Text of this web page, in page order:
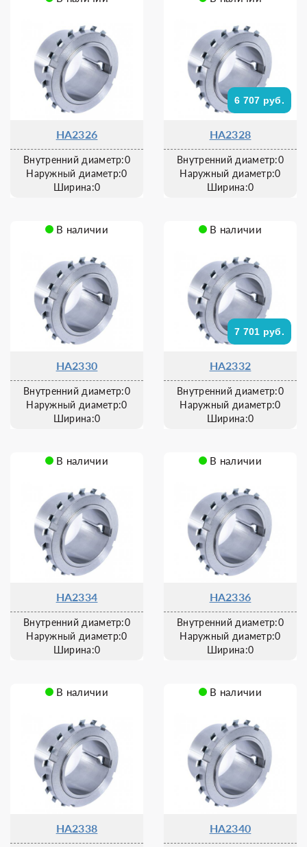
HA2326
Внутренний диаметр:0
Наружный диаметр:0
Ширина:0
6 707 руб.
HA2328
Внутренний диаметр:0
Наружный диаметр:0
Ширина:0
В наличии
HA2330
Внутренний диаметр:0
Наружный диаметр:0
Ширина:0
В наличии
7 701 руб.
HA2332
Внутренний диаметр:0
Наружный диаметр:0
Ширина:0
В наличии
HA2334
Внутренний диаметр:0
Наружный диаметр:0
Ширина:0
В наличии
HA2336
Внутренний диаметр:0
Наружный диаметр:0
Ширина:0
В наличии
HA2338
В наличии
HA2340